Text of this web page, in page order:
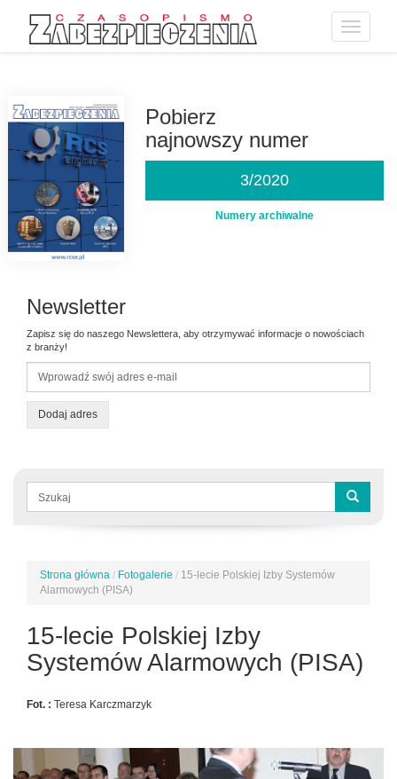
Toggle
Pobierz
najnowszy numer
3/2020
Numery archiwalne
Newsletter
Zapisz się do naszego Newslettera, aby otrzymywać informacje o nowościach
z branży!
Dodaj adres
Formularz
wyszukiwania
Jesteś
tutaj
Strona główna / Fotogalerie / 15-lecie Polskiej Izby Systemów
Alarmowych (PISA)
15-lecie Polskiej Izby
Systemów Alarmowych (PISA)
Fot. : Teresa Karczmarzyk